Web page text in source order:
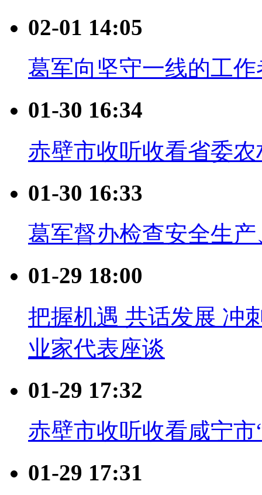
02-01 14:05
葛军向坚守一线的工
01-30 16:34
赤壁市收听收看省委
01-30 16:33
葛军督办检查安全生
01-29 18:00
把握机遇 共话发展 冲
业家代表座谈
01-29 17:32
赤壁市收听收看咸宁
01-29 17:31